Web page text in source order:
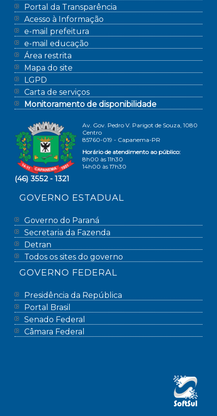
Portal da Transparência
Acesso à Informação
e-mail prefeitura
e-mail educação
Área restrita
Mapa do site
LGPD
Carta de serviços
Monitoramento de disponibilidade
Av. Gov. Pedro V. Parigot de Souza, 1080
Centro
85760-019 - Capanema-PR
Horário de atendimento ao público:
8h00 às 11h30
14h00 às 17h30
(46) 3552 - 1321
GOVERNO ESTADUAL
Governo do Paraná
Secretaria da Fazenda
Detran
Todos os sites do governo
GOVERNO FEDERAL
Presidência da República
Portal Brasil
Senado Federal
Câmara Federal